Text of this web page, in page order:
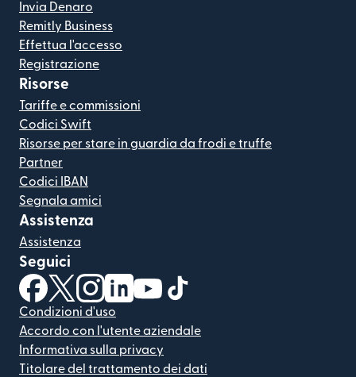
Invia Denaro
Remitly Business
Effettua l'accesso
Registrazione
Risorse
Tariffe e commissioni
Codici Swift
Risorse per stare in guardia da frodi e truffe
Partner
Codici IBAN
Segnala amici
Assistenza
Assistenza
Seguici
(si apre in una nuova finestra)
(si apre in una nuova finestra)
(si apre in una nuova finestra)
(si apre in una nuova finestra)
(si apre in una nuova finestra)
Condizioni d'uso
Accordo con l'utente aziendale
Informativa sulla privacy
Titolare del trattamento dei dati